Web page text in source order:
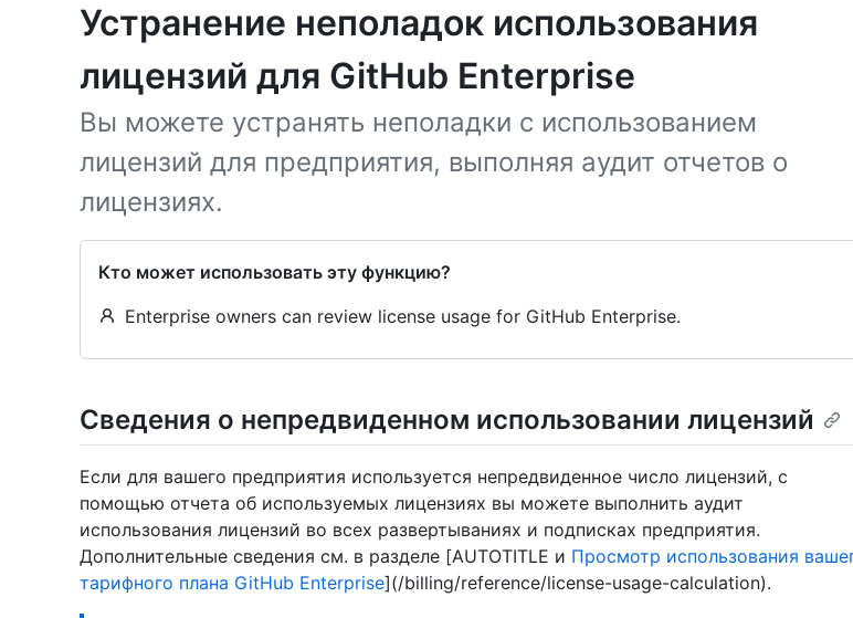
Устранение неполадок использования
лицензий для GitHub Enterprise
Вы можете устранять неполадки с использованием
лицензий для предприятия, выполняя аудит отчетов о
лицензиях.
Кто может использовать эту функцию?
Enterprise owners can review license usage for GitHub Enterprise.
Сведения о непредвиденном использовании лицензий
Если для вашего предприятия используется непредвиденное число лицензий, с
помощью отчета об используемых лицензиях вы можете выполнить аудит
использования лицензий во всех развертываниях и подписках предприятия.
Дополнительные сведения см. в разделе [AUTOTITLE и Просмотр использования
тарифного плана GitHub Enterprise](/billing/reference/license-usage-calculation).